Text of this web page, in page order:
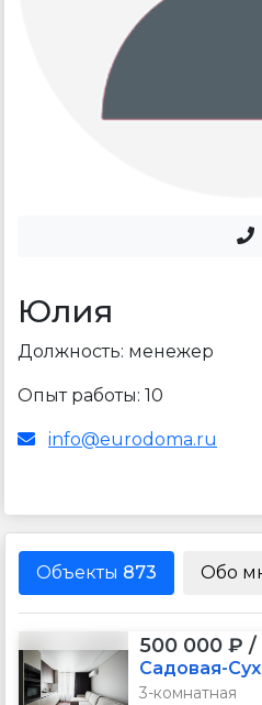
Юлия
Должность: менежер
Опыт работы: 10
info@eurodoma.ru
Объекты 873 Обо
500 000 ₽
Садовая-
3-комнатная